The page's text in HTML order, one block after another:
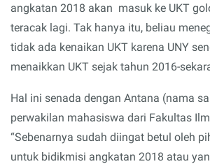
angkatan 2018 akan masuk ke UKT
teracak lagi. Tak hanya itu, beliau
tidak ada kenaikan UKT karena UNY
menaikkan UKT sejak tahun 2016-
Hal ini senada dengan Antana (nama
perwakilan mahasiswa dari Fakultas
“Sebenarnya sudah diingat betul oleh
untuk bidikmisi angkatan 2018 atau